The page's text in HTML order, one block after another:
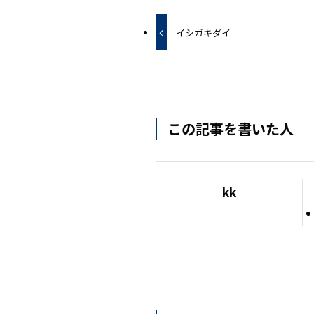
イシガキダイ
この記事を書いた人
kk